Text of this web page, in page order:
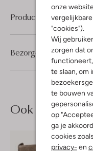
onze
"cookies").
Wij
zorgen dat
te slaan, om
te bouwen
op
ga je
cookies
privacy- en
Product informatie
Bezorgen &
Ook iets voor